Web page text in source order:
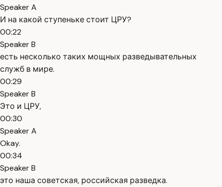
Speaker A
И на какой ступеньке стоит ЦРУ?
00:22
Speaker B
есть несколько таких мощных разведывательных
служб в мире.
00:29
Speaker B
Это и ЦРУ,
00:30
Speaker A
Okay.
00:34
Speaker B
это наша советская, российская разведка.